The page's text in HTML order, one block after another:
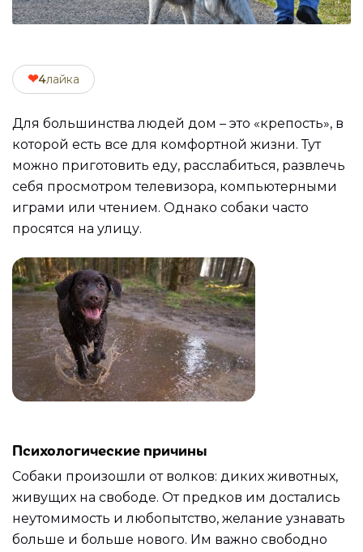
❤4лайка
Для большинства людей дом – это «крепость», в
которой есть все для комфортной жизни. Тут
можно приготовить еду, расслабиться, развлечь
себя просмотром телевизора, компьютерными
играми или чтением. Однако собаки часто
просятся на улицу.
Психологические причины
Собаки произошли от волков: диких животных,
живущих на свободе. От предков им достались
неутомимость и любопытство, желание узнавать
больше и больше нового. Им важно свободно